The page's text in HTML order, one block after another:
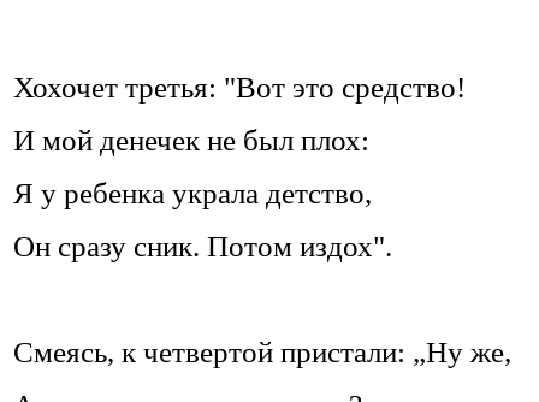
Хохочет третья: "Вот это средство!
И мой денечек не был плох:
Я у ребенка украла детство,
Он сразу сник. Потом издох".
Смеясь, к четвертой пристали: „Ну же,